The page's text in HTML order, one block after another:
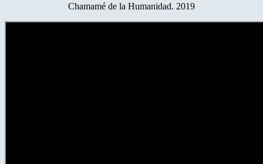
Chamamé de la Humanidad. 2019